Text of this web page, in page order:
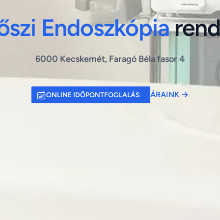
Endoszkópia
6000 Kecskemét, Faragó Béla fasor 4
ONLINE IDŐPONTFOGLALÁS ÁRAINK →